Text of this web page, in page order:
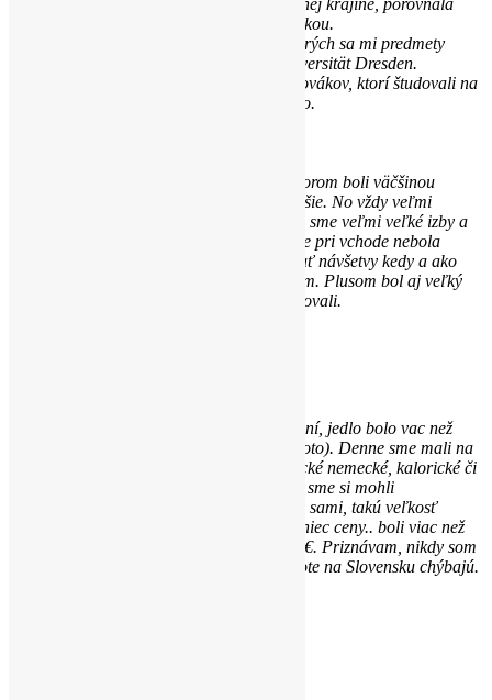
predmety zahraničnej univerzity so slovenskou.
6. Nakoniec mi ostalo pár univerzít, na ktorých sa mi predmety
zhodovali. Vybrala som si Technische Universität Dresden.
7. Zaujímala som sa aj o rezenzie iných Slovákov, ktorí študovali na
TU Dresden, ako sa im na univerzite páčilo.
Bývala som na internáte, v ktorom boli väčšinou
Erasmus študenti. Patril síce medzi tie staršie. No vždy veľmi
príjemné v porovnaní so slovenskými. Mali sme veľmi veľké izby a
bohaté vybavenie. Jedným z pozitív bolo, že pri vchode nebola
žiadna strážnička či strížnik. Mohli sme mať návšetvy kedy a ako
dlho chceme, čo na Slovensku nie je zvykom. Plusom bol aj veľký
park za internátom, kde sme sa v lete opaľovali.
Blízko internátu sme mali viac jedální, jedlo bolo vac než
fantastické (a to ja som vyberavý typ, viď foto). Denne sme mali na
výber cez 6 jedál. Vegán, vegetarián, klasické nemecké, kalorické či
low carb jedlá, koláče, nápoje a iné. Jedlo sme si mohli
kombinovať, niektoré jedlá sme si naberali sami, takú veľkosť
porcie, na akú som sa práve cítila. A nakoniec ceny.. boli viac než
prijateľné, menu sa pohybovalo od 1,5 – 3€. Priznávam, nikdy som
lepšie jedálne nevidela a veľakrát mi v živote na Slovensku chýbajú.